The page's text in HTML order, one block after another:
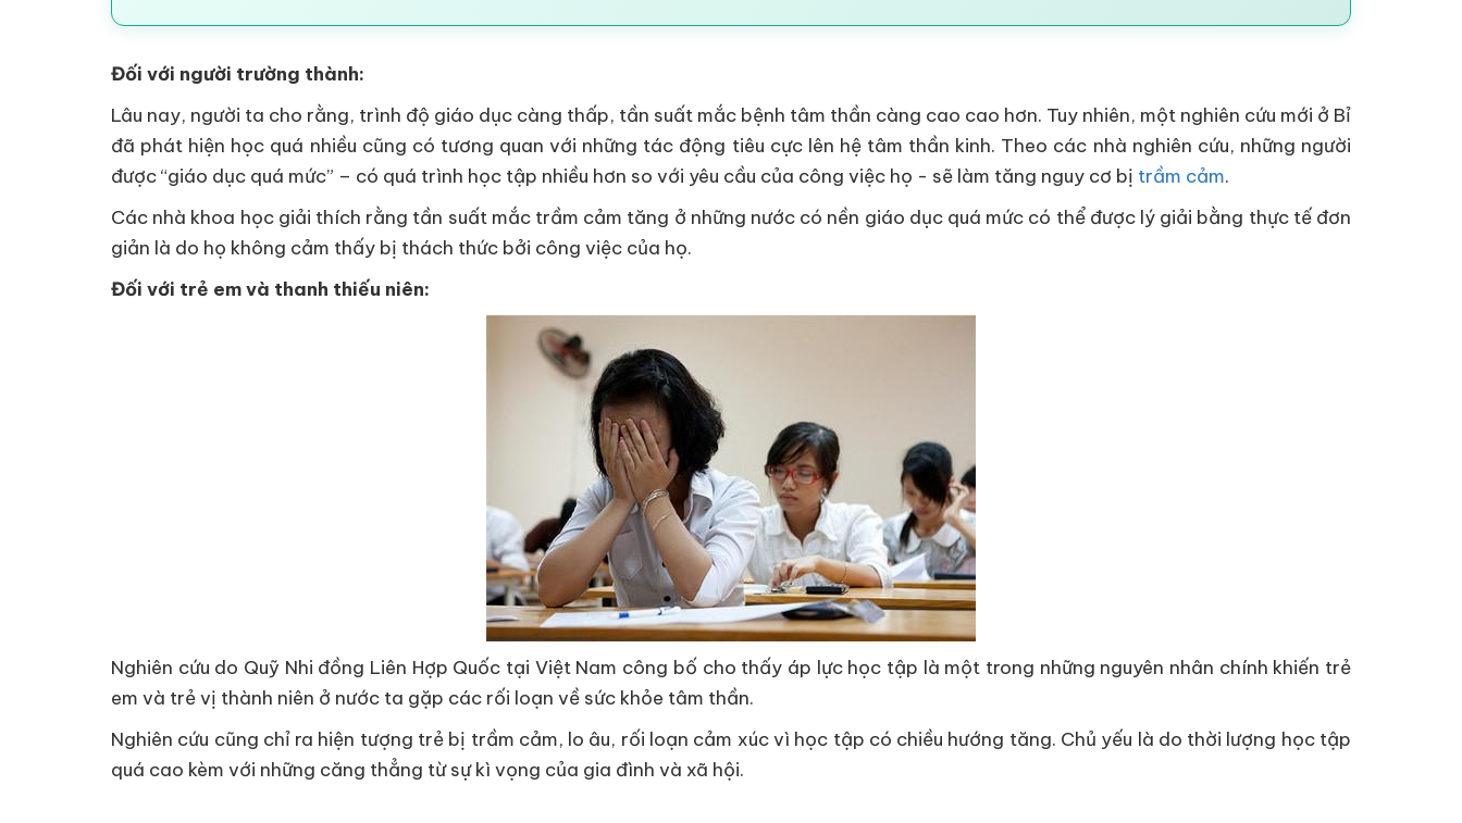
Đối với người trường thành:
Lâu nay, người ta cho rằng, trình độ giáo dục càng thấp, tần suất mắc bệnh tâm thần càng cao cao hơn. Tuy nhiên, một nghiên cứu mới ở Bỉ
đã phát hiện học quá nhiều cũng có tương quan với những tác động tiêu cực lên hệ tâm thần kinh. Theo các nhà nghiên cứu, những người
được “giáo dục quá mức” – có quá trình học tập nhiều hơn so với yêu cầu của công việc họ - sẽ làm tăng nguy cơ bị trầm cảm.
Các nhà khoa học giải thích rằng tần suất mắc trầm cảm tăng ở những nước có nền giáo dục quá mức có thể được lý giải bằng thực tế đơn
giản là do họ không cảm thấy bị thách thức bởi công việc của họ.
Đối với trẻ em và thanh thiếu niên:
Nghiên cứu do Quỹ Nhi đồng Liên Hợp Quốc tại Việt Nam công bố cho thấy áp lực học tập là một trong những nguyên nhân chính khiến trẻ
em và trẻ vị thành niên ở nước ta gặp các rối loạn về sức khỏe tâm thần.
Nghiên cứu cũng chỉ ra hiện tượng trẻ bị trầm cảm, lo âu, rối loạn cảm xúc vì học tập có chiều hướng tăng. Chủ yếu là do thời lượng học tập
quá cao kèm với những căng thẳng từ sự kì vọng của gia đình và xã hội.